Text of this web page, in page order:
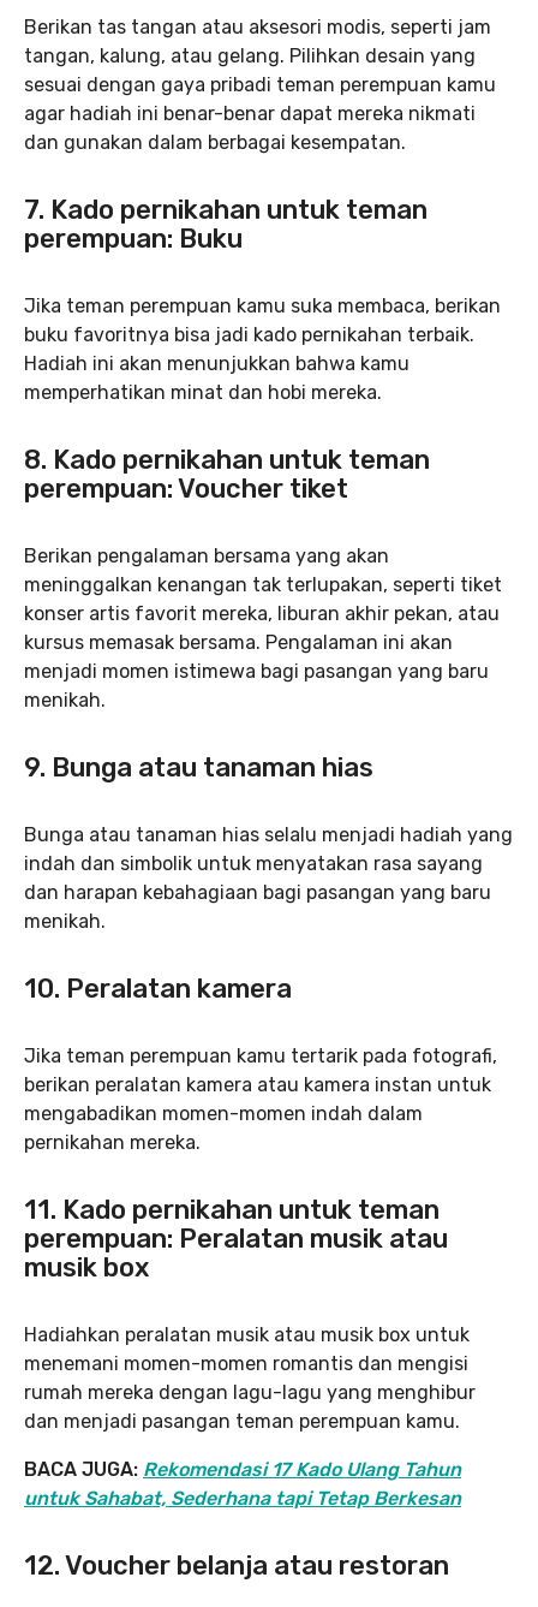
Berikan tas tangan atau aksesori modis, seperti jam
tangan, kalung, atau gelang. Pilihkan desain yang
sesuai dengan gaya pribadi teman perempuan kamu
agar hadiah ini benar-benar dapat mereka nikmati
dan gunakan dalam berbagai kesempatan.
7. Kado pernikahan untuk teman
perempuan: Buku
Jika teman perempuan kamu suka membaca, berikan
buku favoritnya bisa jadi kado pernikahan terbaik.
Hadiah ini akan menunjukkan bahwa kamu
memperhatikan minat dan hobi mereka.
8. Kado pernikahan untuk teman
perempuan: Voucher tiket
Berikan pengalaman bersama yang akan
meninggalkan kenangan tak terlupakan, seperti tiket
konser artis favorit mereka, liburan akhir pekan, atau
kursus memasak bersama. Pengalaman ini akan
menjadi momen istimewa bagi pasangan yang baru
menikah.
9. Bunga atau tanaman hias
Bunga atau tanaman hias selalu menjadi hadiah yang
indah dan simbolik untuk menyatakan rasa sayang
dan harapan kebahagiaan bagi pasangan yang baru
menikah.
10. Peralatan kamera
Jika teman perempuan kamu tertarik pada fotografi,
berikan peralatan kamera atau kamera instan untuk
mengabadikan momen-momen indah dalam
pernikahan mereka.
11. Kado pernikahan untuk teman
perempuan: Peralatan musik atau
musik box
Hadiahkan peralatan musik atau musik box untuk
menemani momen-momen romantis dan mengisi
rumah mereka dengan lagu-lagu yang menghibur
dan menjadi pasangan teman perempuan kamu.
BACA JUGA: Rekomendasi 17 Kado Ulang Tahun
untuk Sahabat, Sederhana tapi Tetap Berkesan
12. Voucher belanja atau restoran